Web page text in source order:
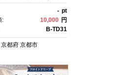
ツブランド レビュ
大人気 フルーツ大
れ 可愛い 映え お
おう ぶどう 栗 ギ
- pt
:
10,000 円
B-TD31
京都府 京都市